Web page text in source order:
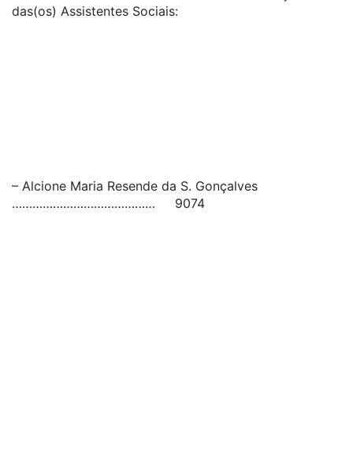
das(os) Assistentes Sociais:
– Alcione Maria Resende da S. Gonçalves
…………………………………… 9074